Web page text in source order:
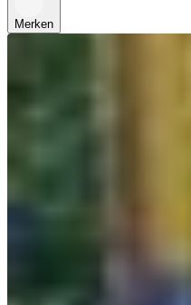
Merken